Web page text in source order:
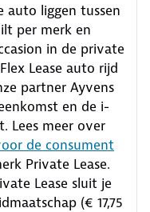
auto liggen tussen
per merk en
in de private
Lease auto rijd
partner Ayvens
en de i-
Lees meer over
de consument
Private Lease.
Lease sluit je
(€ 17,75